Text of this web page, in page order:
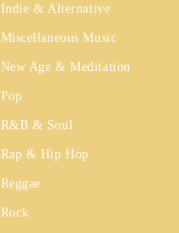
Indie & Alternative
Miscellaneous Music
New Age & Meditation
Pop
R&B & Soul
Rap & Hip Hop
Reggae
Rock